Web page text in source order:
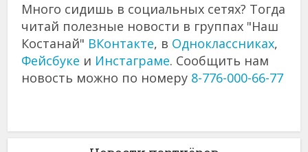
Много сидишь в социальных сетях? Тогда
читай полезные новости в группах "Наш
Костанай" ВКонтакте, в Одноклассниках,
Фейсбуке и Инстаграме. Сообщить нам
новость можно по номеру 8-776-000-66-77